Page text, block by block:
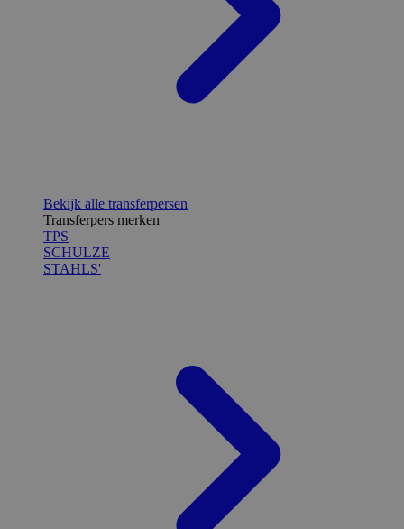
Bekijk alle transferpersen
Transferpers merken
TPS
SCHULZE
STAHLS'